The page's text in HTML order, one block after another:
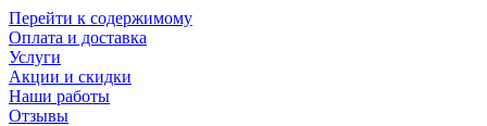
Перейти к содержимому
Оплата и доставка
Услуги
Акции и скидки
Наши работы
Отзывы